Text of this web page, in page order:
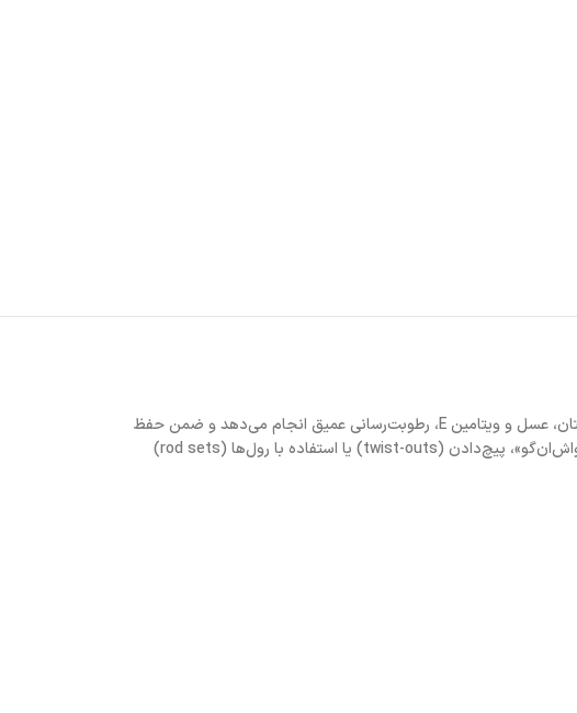
موس مو آووکادو کنتو برای تعریف و فرم دادن به امواج، فرها و پیچ‌های مو طراحی شده است. فرمولاسیون آن با ترکیب روغن آوکادو، روغن دانه کتان، عسل و ویتامین E، رطوبت‌رسانی عمیق انجام می‌دهد و ضمن حفظ
حالت موها، از چسبندگی، پوسته‌شدن یا باقی‌ماندن اثر خشک جلوگیری می‌کند. این محصول مناسب حجم‌دهی و تعیین استایل برای حالت‌های «واش‌ان‌گو»، پیچ‌دادن (twist-outs) یا استفاده با رول‌ها (rod sets)